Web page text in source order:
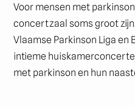
Voor mensen met
concertzaal soms groot
Vlaamse Parkinson Liga en
intieme
met parkinson en hun